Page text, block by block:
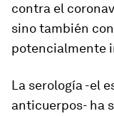
contra el
sino también
potencialmente
La serología -el
anticuerpos- ha